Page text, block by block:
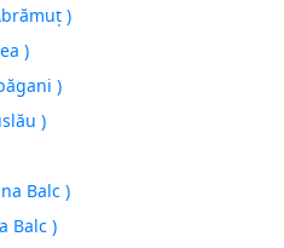
)
)
)
)
Balc )
Balc )